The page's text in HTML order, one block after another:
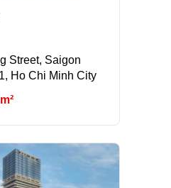
Street, Saigon
Ho Chi Minh City